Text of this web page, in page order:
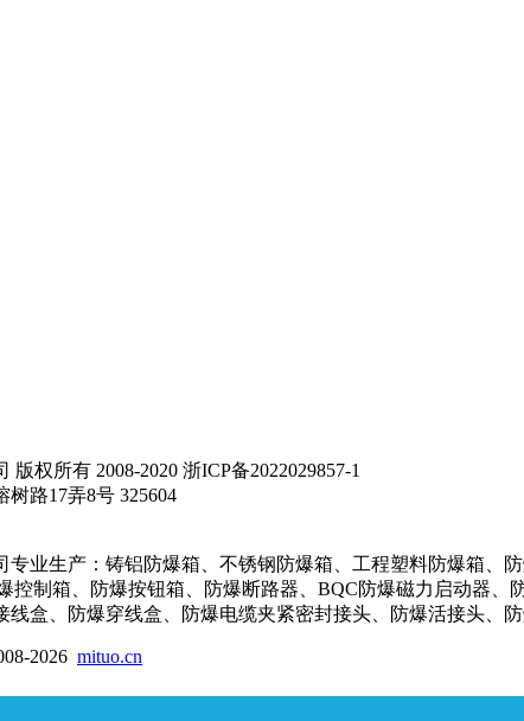
权所有 2008-2020 浙ICP备2022029857-1
路17弄8号 325604
专业生产：铸铝防爆箱、不锈钢防爆箱、工程塑料防爆箱
控制箱、防爆按钮箱、防爆断路器、BQC防爆磁力启动器
线盒、防爆穿线盒、防爆电缆夹紧密封接头、防爆活接头、
2026 mituo.cn